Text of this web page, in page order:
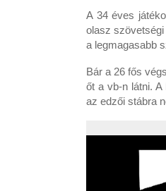
A 34 éves
olasz
a legmagasabb
Bár a 26 fős
őt a vb-n látni.
az edzői stábra